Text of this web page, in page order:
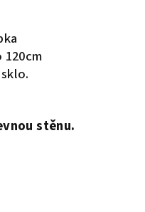
stěnu.